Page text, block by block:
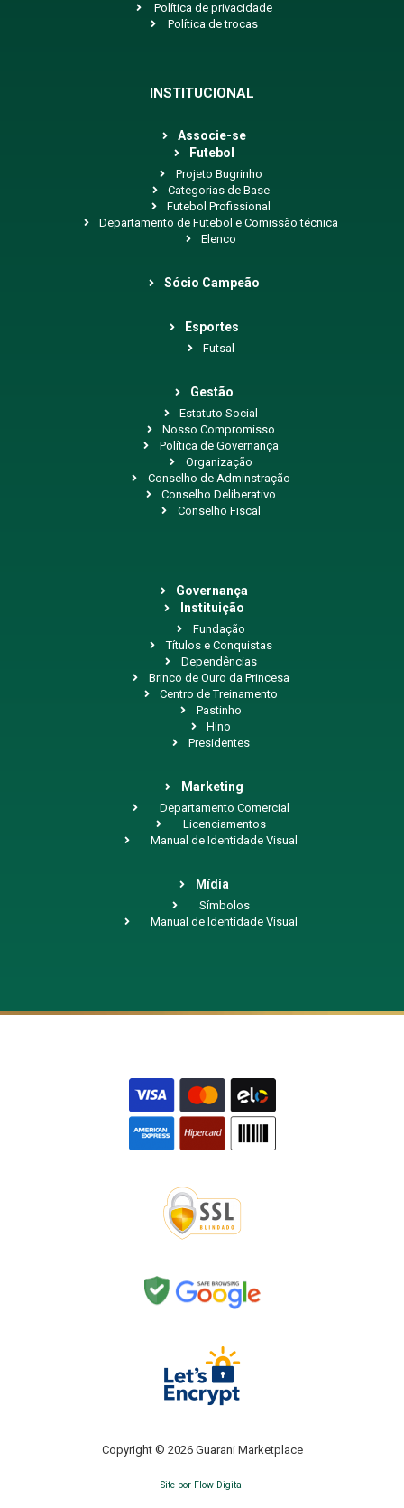
Política de privacidade
Política de trocas
INSTITUCIONAL
Associe-se
Futebol
Projeto Bugrinho
Categorias de Base
Futebol Profissional
Departamento de Futebol e Comissão técnica
Elenco
Sócio Campeão
Esportes
Futsal
Gestão
Estatuto Social
Nosso Compromisso
Política de Governança
Organização
Conselho de Adminstração
Conselho Deliberativo
Conselho Fiscal
Governança
Instituição
Fundação
Títulos e Conquistas
Dependências
Brinco de Ouro da Princesa
Centro de Treinamento
Pastinho
Hino
Presidentes
Marketing
Departamento Comercial
Licenciamentos
Manual de Identidade Visual
Mídia
Símbolos
Manual de Identidade Visual
Copyright © 2026 Guarani Marketplace
Site por Flow Digital